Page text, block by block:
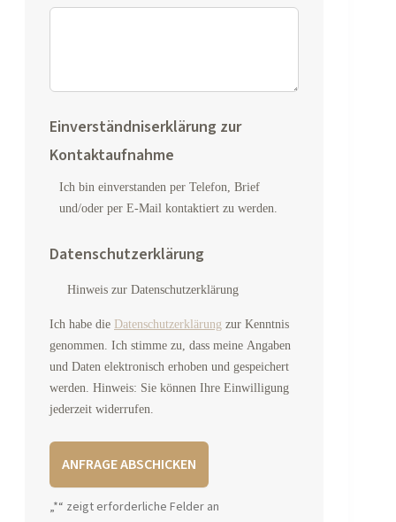
„*“ zeigt erforderliche Felder an
Einverständniserklärung zur
Kontaktaufnahme
Ich bin einverstanden per Telefon, Brief
und/oder per E-Mail kontaktiert zu werden.
Datenschutzerklärung
Hinweis zur Datenschutzerklärung
Ich habe die Datenschutzerklärung zur Kenntnis
genommen. Ich stimme zu, dass meine Angaben
und Daten elektronisch erhoben und gespeichert
werden. Hinweis: Sie können Ihre Einwilligung
jederzeit widerrufen.
l